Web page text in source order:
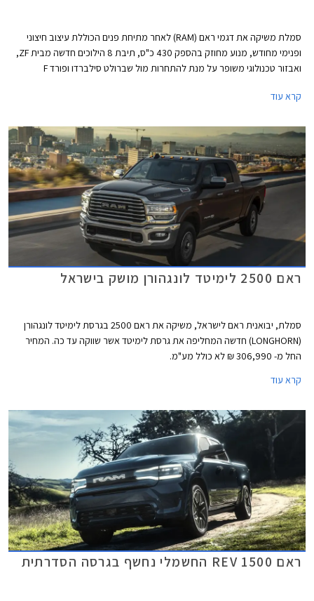
סמלת משיקה את דגמי ראם (RAM) לאחר מתיחת פנים הכוללת עיצוב חיצוני
ופנימי מחודש, מנוע מחוזק בהספק 430 כ"ס, תיבת 8 הילוכים חדשה מבית ZF,
ואבזור טכנולוגי משופר על מנת להתחרות מול שברולט סילברדו ופורד F
ובמחיר התחלתי של 283,000 ₪ לפני מע"מ.
קרא עוד
ראם 2500 לימיטד לונגהורן מושק בישראל
סמלת, יבואנית ראם לישראל, משיקה את ראם 2500 בגרסת לימיטד לונגהורן
(LONGHORN) חדשה המחליפה את גרסת לימיטד אשר שווקה עד כה. המחיר
החל מ- 306,990 ₪ לא כולל מע"מ.
קרא עוד
ראם 1500 REV החשמלי נחשף בגרסה הסדרתית